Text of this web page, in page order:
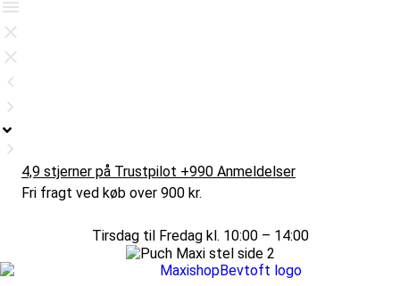
4,9 stjerner på Trustpilot +990 Anmeldelser
Fri fragt ved køb over 900 kr.
Tirsdag til Fredag kl. 10:00 – 14:00